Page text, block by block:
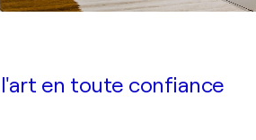
en toute confiance